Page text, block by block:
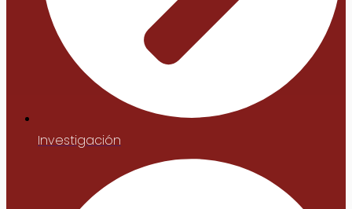
Investigación